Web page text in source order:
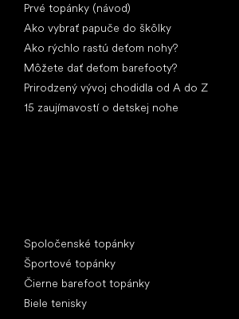
Prvé topánky (návod)
Ako vybrať papuče do škôlky
Ako rýchlo rastú deťom nohy?
Môžete dať deťom barefooty?
Prirodzený vývoj chodidla od A do Z
15 zaujímavostí o detskej nohe
Spoločenské topánky
Športové topánky
Čierne barefoot topánky
Biele tenisky